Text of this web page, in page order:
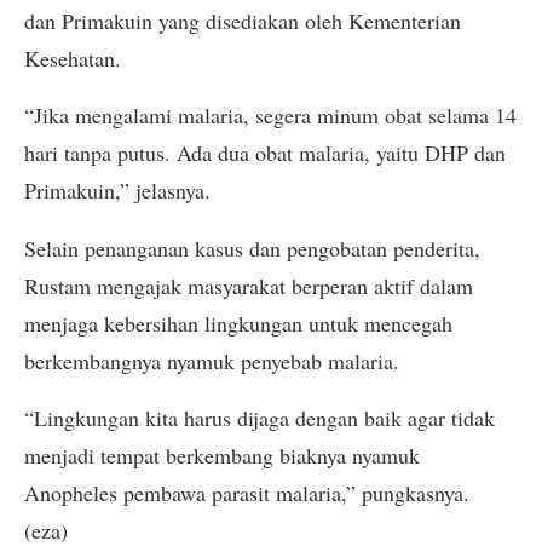
dan Primakuin yang disediakan oleh Kementerian
Kesehatan.
“Jika mengalami malaria, segera minum obat selama 14
hari tanpa putus. Ada dua obat malaria, yaitu DHP dan
Primakuin,” jelasnya.
Selain penanganan kasus dan pengobatan penderita,
Rustam mengajak masyarakat berperan aktif dalam
menjaga kebersihan lingkungan untuk mencegah
berkembangnya nyamuk penyebab malaria.
“Lingkungan kita harus dijaga dengan baik agar tidak
menjadi tempat berkembang biaknya nyamuk
Anopheles pembawa parasit malaria,” pungkasnya.
(eza)